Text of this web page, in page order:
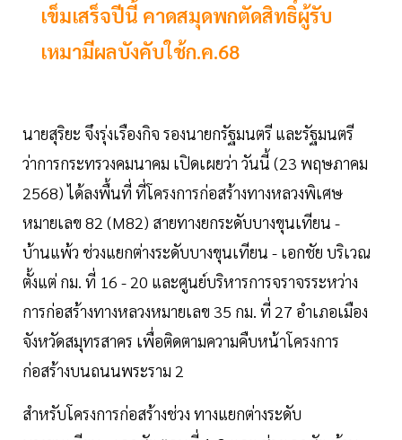
เข็มเสร็จปีนี้ คาดสมุดพกตัดสิทธิ์ผู้รับ
เหมามีผลบังคับใช้ก.ค.68
นายสุริยะ จึงรุ่งเรืองกิจ รองนายกรัฐมนตรี และรัฐมนตรี
ว่าการกระทรวงคมนาคม เปิดเผยว่า วันนี้ (23 พฤษภาคม
2568) ได้ลงพื้นที่ ที่โครงการก่อสร้างทางหลวงพิเศษ
หมายเลข 82 (M82) สายทางยกระดับบางขุนเทียน -
บ้านแพ้ว ช่วงแยกต่างระดับบางขุนเทียน - เอกชัย บริเวณ
ตั้งแต่ กม. ที่ 16 - 20 และศูนย์บริหารการจราจรระหว่าง
การก่อสร้างทางหลวงหมายเลข 35 กม. ที่ 27 อำเภอเมือง
จังหวัดสมุทรสาคร เพื่อติดตามความคืบหน้าโครงการ
ก่อสร้างบนถนนพระราม 2
สำหรับโครงการก่อสร้างช่วง ทางแยกต่างระดับ